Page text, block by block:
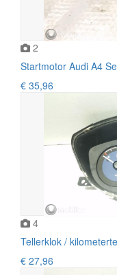
2
Startmotor Audi A4
€ 35,96
4
Tellerklok /
€ 27,96